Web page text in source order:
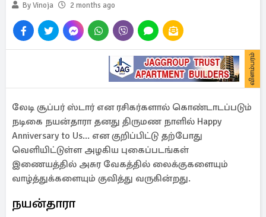
By Vinoja
2 months ago
விளம்பரம்
லேடி சூப்பர் ஸ்டார் என ரசிகர்களால் கொண்டாடப்படும்
நடிகை நயன்தாரா தனது திருமண நாளில் Happy
Anniversary to Us... என குறிப்பிட்டு தற்போது
வெளியிட்டுள்ள அழகிய புகைப்படங்கள்
இணையத்தில் அசுர வேகத்தில் லைக்குகளையும்
வாழ்த்துக்களையும் குவித்து வருகின்றது.
நயன்தாரா